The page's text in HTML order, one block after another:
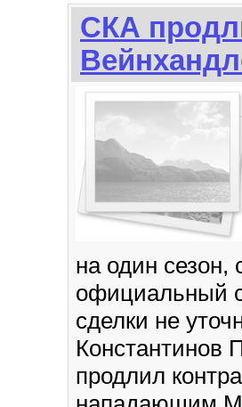
СКА
на один сезон,
официальный
сделки не
Константинов
продлил